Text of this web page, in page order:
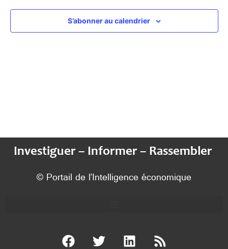
S’abonner au calendrier
Investiguer – Informer – Rassembler
© Portail de l’Intelligence économique